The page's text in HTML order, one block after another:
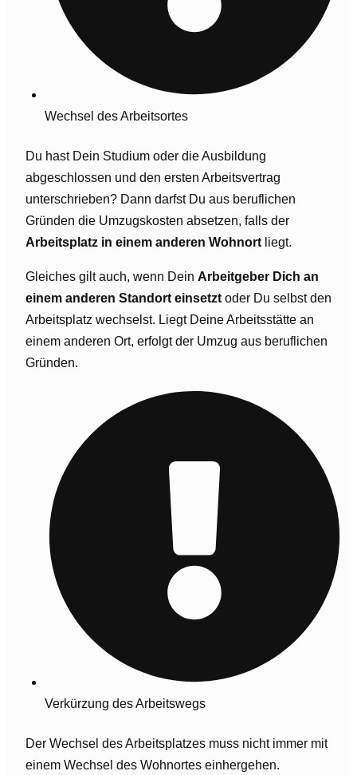
Wechsel des Arbeitsortes
Du hast Dein Studium oder die Ausbildung
abgeschlossen und den ersten Arbeitsvertrag
unterschrieben? Dann darfst Du aus beruflichen
Gründen die Umzugskosten absetzen, falls der
Arbeitsplatz in einem anderen Wohnortliegt.
Gleiches gilt auch, wenn Dein Arbeitgeber Dich an
einem anderen Standort einsetztoder Du selbst den
Arbeitsplatz wechselst. Liegt Deine Arbeitsstätte an
einem anderen Ort, erfolgt der Umzug aus beruflichen
Gründen.
Verkürzung des Arbeitswegs
Der Wechsel des Arbeitsplatzes muss nicht immer mit
einem Wechsel des Wohnortes einhergehen.